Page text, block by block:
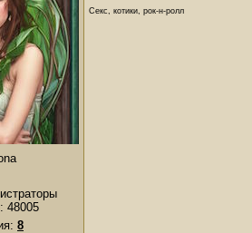
48005
8
Секс, котики, рок-н-ролл